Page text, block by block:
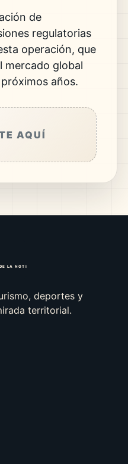
de
regulatorias
operación, que
mercado global
años.
AQUÍ
deportes y
territorial.